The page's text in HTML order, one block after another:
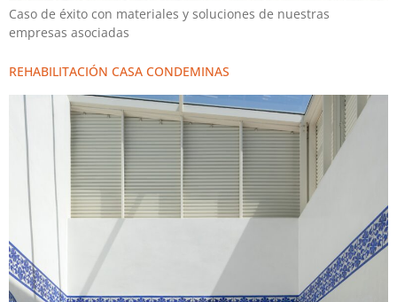
Caso de éxito con materiales y soluciones de nuestras
empresas asociadas
REHABILITACIÓN CASA CONDEMINAS